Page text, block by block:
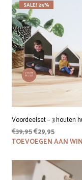
SALE! 25%
Voordeelset – 3 houten
€39,95Oorspronkelijke
prijs
€39,95.
€29,95Huidige
prijs
€29,95.
TOEVOEGEN AAN